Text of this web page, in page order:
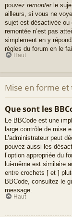
pouvez remonterle
ailleurs, si vous ne
sujet est désactivée ou
remontée n’est pas
simplement en y
règles du forum en le
Haut
Mise en forme et
Que sont les
Le BBCode est une
large contrôle de mise
L’administrateur peut
pouvez aussi les
l’option appropriée du
lui-même est similaire
entre crochets [ et ]
BBCode, consultez le
message.
Haut